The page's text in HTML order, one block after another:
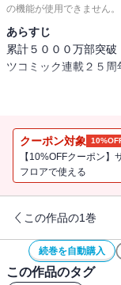
の機能が使用できません。
あらすじ
累計５０００万部突
ツコミック連載２５
「赤城の白い彗星」
決するために！
地元でも限界まで攻
る、涼介と北条凛。
クーポン対象
【10%OFFクーポン
フロアで使える
この作品の1巻
続巻を自動購入
この作品のタグ